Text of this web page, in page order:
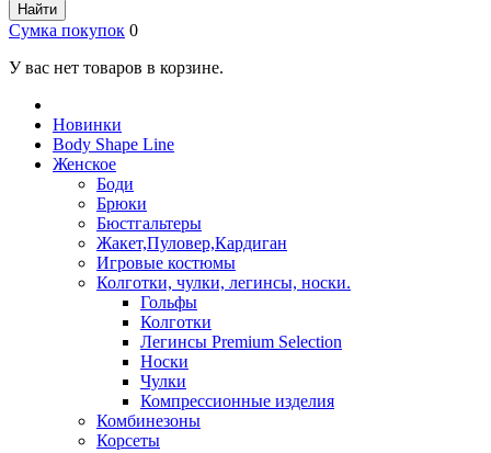
Найти
Сумка покупок 0
У вас нет товаров в корзине.
Новинки
Body Shape Line
Женское
Боди
Брюки
Бюстгальтеры
Жакет,Пуловер,Кардиган
Игровые костюмы
Колготки, чулки, легинсы, носки.
Гольфы
Колготки
Легинсы Premium Selection
Носки
Чулки
Компрессионные изделия
Комбинезоны
Корсеты